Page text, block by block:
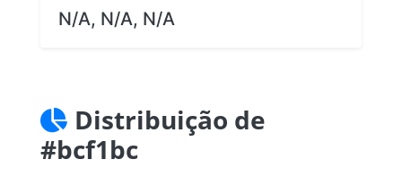
N/A, N/A, N/A
Distribuição de
#bcf1bc